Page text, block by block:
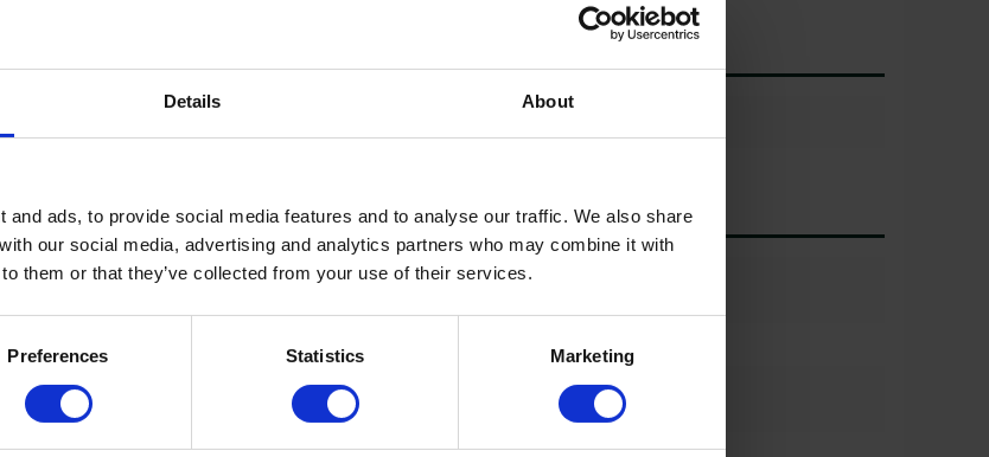
Details About
and ads, to provide social media features and to analyse our traffic. We also share
our social media, advertising and analytics partners who may combine it with
them or that they’ve collected from your use of their services.
Preferences Statistics Marketing
ГУМИ
Дълбочина на протектора на
Дълбочина на протектора на
предна дясна гума (%)
60%
Размер на предна дясна гума 540/65r30